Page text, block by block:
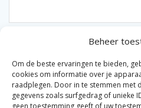
Beheer
Om de beste ervaringen te bieden,
cookies om informatie over je
raadplegen. Door in te stemmen met
gegevens zoals surfgedrag of unieke
geen toestemming geeft of uw
© 2026 Van der Bel Las